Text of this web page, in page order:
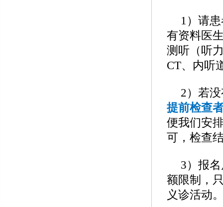
1 ）请
有资料医
测听（听
CT、内听
2）若
提前检查
便我们安
可，检查
3）报
额限制，
义诊活动